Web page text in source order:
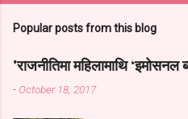
Popular posts from this blog
'राजनीतिमा महिलामाथि ‘इमोसनल
- October 18, 2017